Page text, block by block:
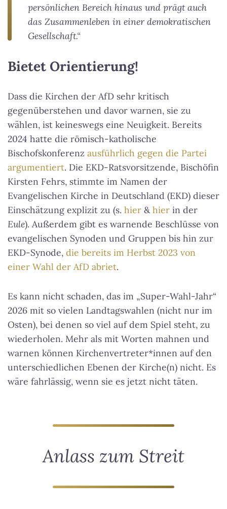
persönlichen Bereich hinaus und prägt auch
das Zusammenleben in einer demokratischen
Gesellschaft.“
Bietet Orientierung!
Dass die Kirchen der AfD sehr kritisch
gegenüberstehen und davor warnen, sie zu
wählen, ist keineswegs eine Neuigkeit. Bereits
2024 hatte die römisch-katholische
Bischofskonferenz ausführlich gegen die Partei
argumentiert. Die EKD-Ratsvorsitzende, Bischöfin
Kirsten Fehrs, stimmte im Namen der
Evangelischen Kirche in Deutschland (EKD) dieser
Einschätzung explizit zu (s. hier &hier in der
Eule). Außerdem gibt es warnende Beschlüsse von
evangelischen Synoden und Gruppen bis hin zur
EKD-Synode, die bereits im Herbst 2023 von
einer Wahl der AfD abriet.
Es kann nicht schaden, das im „Super-Wahl-Jahr“
2026 mit so vielen Landtagswahlen (nicht nur im
Osten), bei denen so viel auf dem Spiel steht, zu
wiederholen. Mehr als mit Worten mahnen und
warnen können Kirchenvertreter*innen auf den
unterschiedlichen Ebenen der Kirche(n) nicht. Es
wäre fahrlässig, wenn sie es jetzt nicht täten.
Anlass zum Streit